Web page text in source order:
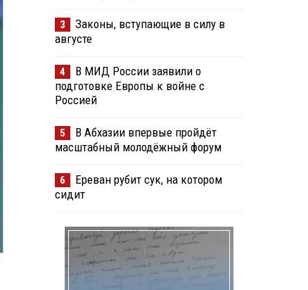
3
Законы, вступающие в силу в
августе
4
В МИД России заявили о
подготовке Европы к войне с
Россией
5
В Абхазии впервые пройдёт
масштабный молодёжный форум
6
Ереван рубит сук, на котором
сидит